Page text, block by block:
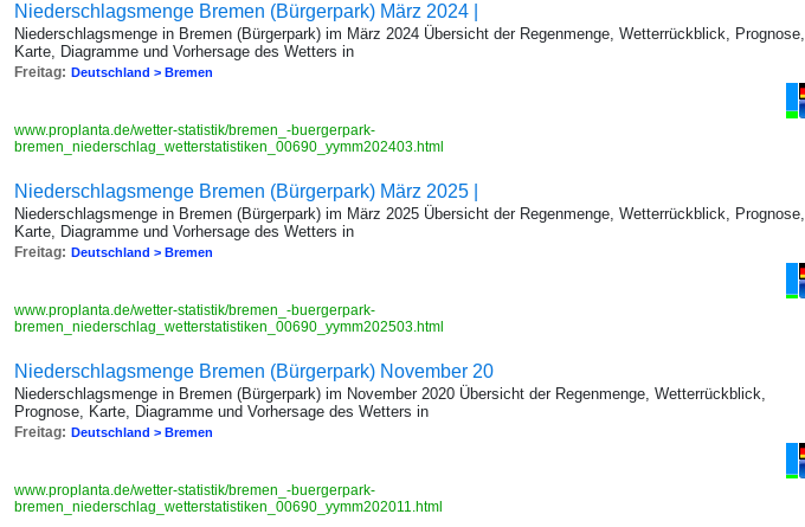
Niederschlagsmenge Bremen (Bürgerpark) März 2024 |
Niederschlagsmenge in Bremen (Bürgerpark) im März 2024 Übersicht der Regenmenge, Wetterrückblick, Prognose,
Karte, Diagramme und Vorhersage des Wetters in
Freitag: Deutschland > Bremen
www.proplanta.de/wetter-statistik/bremen_-buergerpark-
bremen_niederschlag_wetterstatistiken_00690_yymm202403.html
Niederschlagsmenge Bremen (Bürgerpark) März 2025 |
Niederschlagsmenge in Bremen (Bürgerpark) im März 2025 Übersicht der Regenmenge, Wetterrückblick, Prognose,
Karte, Diagramme und Vorhersage des Wetters in
Freitag: Deutschland > Bremen
www.proplanta.de/wetter-statistik/bremen_-buergerpark-
bremen_niederschlag_wetterstatistiken_00690_yymm202503.html
Niederschlagsmenge Bremen (Bürgerpark) November 20
Niederschlagsmenge in Bremen (Bürgerpark) im November 2020 Übersicht der Regenmenge, Wetterrückblick,
Prognose, Karte, Diagramme und Vorhersage des Wetters in
Freitag: Deutschland > Bremen
www.proplanta.de/wetter-statistik/bremen_-buergerpark-
bremen_niederschlag_wetterstatistiken_00690_yymm202011.html